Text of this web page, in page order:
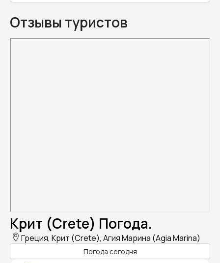
Отзывы туристов
Крит (Crete) Погода.
Греция, Крит (Crete), Агия Марина (Agia Marina)
Погода сегодня